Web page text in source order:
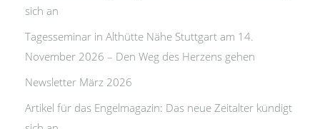
sich an
Tagesseminar in Althütte Nähe Stuttgart am 14.
November 2026 – Den Weg des Herzens gehen
Newsletter März 2026
Artikel für das Engelmagazin: Das neue Zeitalter kündigt